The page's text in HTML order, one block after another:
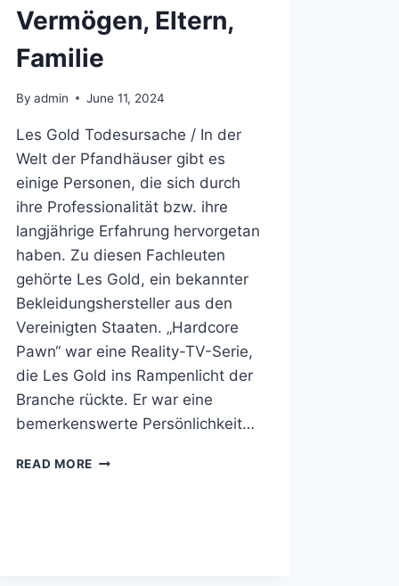
Vermögen, Eltern,
Familie
By admin June 11, 2024
Les Gold Todesursache / In der
Welt der Pfandhäuser gibt es
einige Personen, die sich durch
ihre Professionalität bzw. ihre
langjährige Erfahrung hervorgetan
haben. Zu diesen Fachleuten
gehörte Les Gold, ein bekannter
Bekleidungshersteller aus den
Vereinigten Staaten. „Hardcore
Pawn“ war eine Reality-TV-Serie,
die Les Gold ins Rampenlicht der
Branche rückte. Er war eine
bemerkenswerte Persönlichkeit…
READ MORELES